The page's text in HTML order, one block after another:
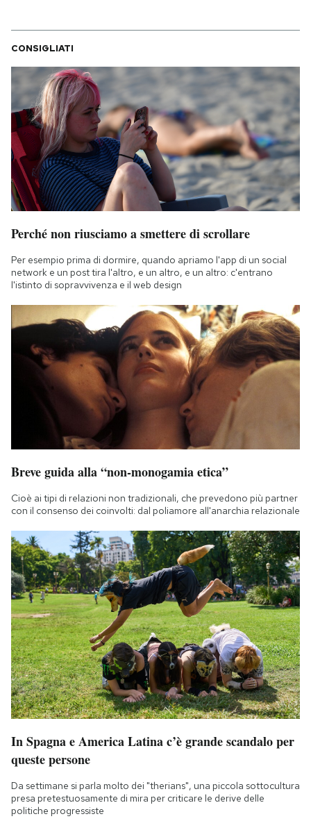
CONSIGLIATI
Perché non riusciamo a smettere di scrollare
Per esempio prima di dormire, quando apriamo l'app di un social
network e un post tira l'altro, e un altro, e un altro: c'entrano
l'istinto di sopravvivenza e il web design
Breve guida alla “non-monogamia etica”
Cioè ai tipi di relazioni non tradizionali, che prevedono più partner
con il consenso dei coinvolti: dal poliamore all'anarchia relazionale
In Spagna e America Latina c’è grande scandalo per
queste persone
Da settimane si parla molto dei "therians", una piccola sottocultura
presa pretestuosamente di mira per criticare le derive delle
politiche progressiste